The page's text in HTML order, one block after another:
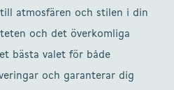
atmosfären och stilen i din
och det överkomliga
bästa valet för både
och garanterar dig